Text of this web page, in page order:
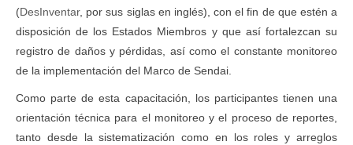
(DesInventar, por sus siglas en inglés), con el fin de que estén a
disposición de los Estados Miembros y que así fortalezcan su
registro de daños y pérdidas, así como el constante monitoreo
de la implementación del Marco de Sendai.
Como parte de esta capacitación, los participantes tienen una
orientación técnica para el monitoreo y el proceso de reportes,
tanto desde la sistematización como en los roles y arreglos